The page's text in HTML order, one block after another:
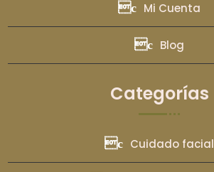
Mi Cuenta
Blog
Categorías
Cuidado facial